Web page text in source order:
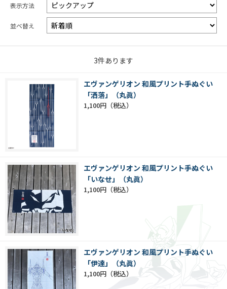
表示方法
並べ替え
3件あります
エヴァンゲリオン 和風プリント手ぬぐい
「洒落」（丸眞）
1,100円
エヴァンゲリオン 和風プリント手ぬぐい
「いなせ」（丸眞）
1,100円
エヴァンゲリオン 和風プリント手ぬぐい
「伊達」（丸眞）
1,100円